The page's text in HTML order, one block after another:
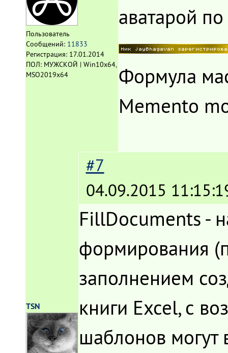
Пользователь
Сообщений: 11833
Регистрация: 17.01.2014
ПОЛ: МУЖСКОЙ | Win10x64,
MSO2019x64
аватарой
Формула
Memento
TSN
#7
04.09.2015
FillDocuments -
формирования
заполнением
книги Excel, с
шаблонов могут